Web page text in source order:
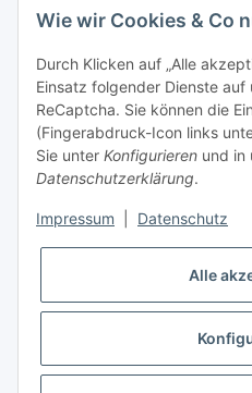
Wie wir Cookies & Co
Durch Klicken auf „Alle
Einsatz folgender Dienste auf
ReCaptcha. Sie können die
(Fingerabdruck-Icon links
Sie unter Konfigurieren und in
Datenschutzerklärung.
Impressum Datenschutz
Alle